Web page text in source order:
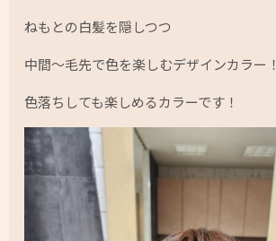
ねもとの白髪を隠しつつ
中間～毛先で色を楽しむデザインカラー！
色落ちしても楽しめるカラーです！